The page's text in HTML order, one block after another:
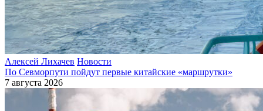
Алексей Лихачев Новости
По Севморпути пойдут первые китайские «маршрутки»
7 августа 2026